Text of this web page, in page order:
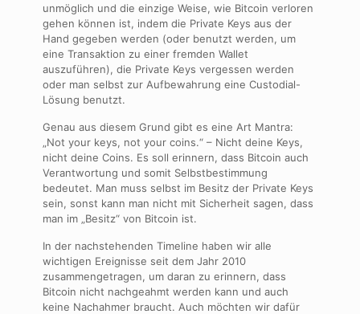
unmöglich und die einzige Weise, wie Bitcoin verloren
gehen können ist, indem die Private Keys aus der
Hand gegeben werden (oder benutzt werden, um
eine Transaktion zu einer fremden Wallet
auszuführen), die Private Keys vergessen werden
oder man selbst zur Aufbewahrung eine Custodial-
Lösung benutzt.
Genau aus diesem Grund gibt es eine Art Mantra:
„Not your keys, not your coins.“ – Nicht deine Keys,
nicht deine Coins. Es soll erinnern, dass Bitcoin auch
Verantwortung und somit Selbstbestimmung
bedeutet. Man muss selbst im Besitz der Private Keys
sein, sonst kann man nicht mit Sicherheit sagen, dass
man im „Besitz“ von Bitcoin ist.
In der nachstehenden Timeline haben wir alle
wichtigen Ereignisse seit dem Jahr 2010
zusammengetragen, um daran zu erinnern, dass
Bitcoin nicht nachgeahmt werden kann und auch
keine Nachahmer braucht. Auch möchten wir dafür